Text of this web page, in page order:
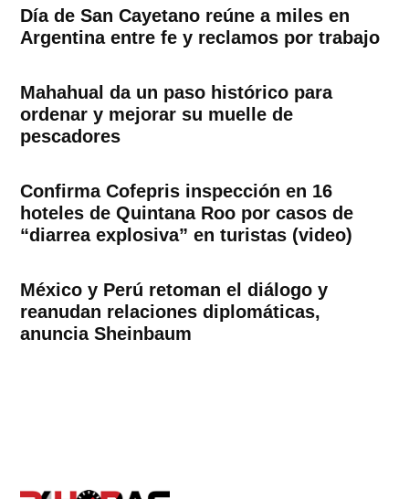
Día de San Cayetano reúne a miles en
Argentina entre fe y reclamos por trabajo
Mahahual da un paso histórico para
ordenar y mejorar su muelle de
pescadores
Confirma Cofepris inspección en 16
hoteles de Quintana Roo por casos de
“diarrea explosiva” en turistas (video)
México y Perú retoman el diálogo y
reanudan relaciones diplomáticas,
anuncia Sheinbaum